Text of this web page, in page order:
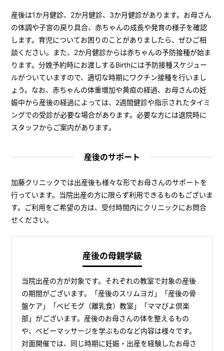
産後は1か月健診、2か月健診、3か月健診があります。お母さん
の体調や子宮の戻り具合、赤ちゃんの成長や発育の様子を確認
します。育児についてお困りのことがありましたら、ぜひご相
談ください。また、2か月健診からは赤ちゃんの予防接種が始ま
ります。分娩予約時にお渡しするBirthには予防接種スケジュー
ルがついていますので、適切な時期にワクチン接種を行いまし
ょう。なお、赤ちゃんの体重増加や黄疸の経過、お母さんの妊
娠中から産後の経過によっては、2週間健診や指示されたタイミ
ングでの受診が必要な場合があります。必要な方には退院時に
スタッフからご案内があります。
産後のサポート
加藤クリニックでは出産後も様々な形でお母さんのサポートを
行っています。当院出産の方に限らず利用できるものもございま
す。ご利用をご希望の方は、受付時間内にクリニックにお問合
せください。
産後の母親学級
当院出産の方が対象です。それぞれの教室で対象の産後
の期間がございます。「産後のスリムヨガ」「産後の骨
盤ケア」「ベビモグ（離乳食）教室」「ママぴよ倶楽
部」がございます。産後のお母さんの体を整えるもの
や、ベビーマッサージを学ぶものなど内容は様々です。
対面開催では、同じ時期に妊娠・出産を経験したお母さ